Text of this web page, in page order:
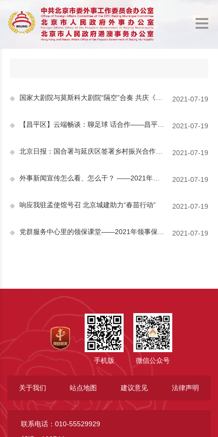
2021-07-19
2021-07-19
2021-07-19
2021-07-19
响应我驻孟使馆号召 北京城建助力“春苗行动” 2021-07-19
2021-07-19
手机版 微信公众号
关于我们 站点地图 建议意见 法律声明
联系电话：010-55529929